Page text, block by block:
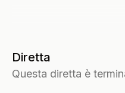
Diretta
Questa diretta è